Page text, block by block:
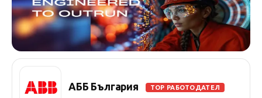
АББ България TOP РАБОТОДАТЕЛ